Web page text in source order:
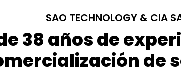
SAO TECHNOLOGY & CIA
38 años de
de